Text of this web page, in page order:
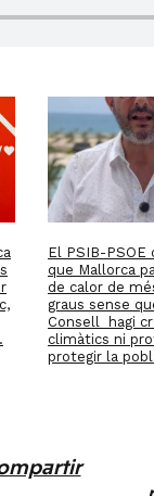
El PSIB-PSOE
que Mallorca
de calor de
graus sense
Consell hagi
climàtics ni
protegir la